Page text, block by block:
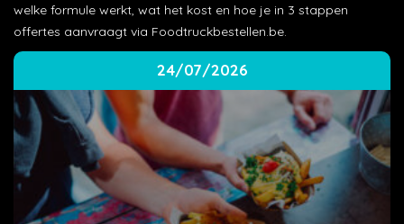
welke formule werkt, wat het kost en hoe je in 3 stappen
offertes aanvraagt via Foodtruckbestellen.be.
24/07/2026